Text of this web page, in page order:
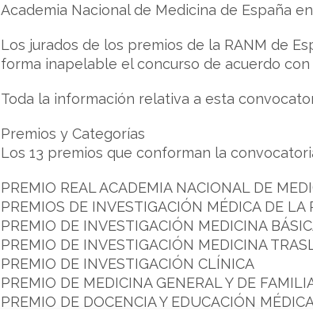
Academia Nacional de Medicina de España
Los jurados de los premios de la RANM de
forma inapelable el concurso de acuerdo
Toda la información relativa a esta
Premios y Categorías
Los 13 premios que conforman la
PREMIO REAL ACADEMIA NACIONAL DE
PREMIOS DE INVESTIGACIÓN MÉDICA DE LA
PREMIO DE INVESTIGACIÓN MEDICINA
PREMIO DE INVESTIGACIÓN MEDICINA
PREMIO DE INVESTIGACIÓN CLÍNICA
PREMIO DE MEDICINA GENERAL Y DE
PREMIO DE DOCENCIA Y EDUCACIÓN